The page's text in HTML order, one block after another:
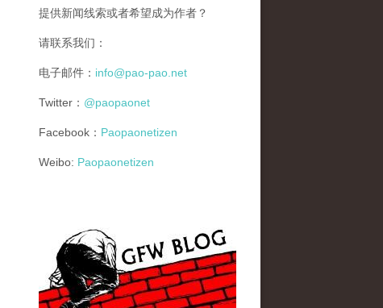
提供新闻线索或者希望成为作者？
请联系我们：
电子邮件： info@pao-pao.net
Twitter： @paopaonet
Facebook： Paopaonetizen
Weibo: Paopaonetizen
gfw_blog_small.jpg